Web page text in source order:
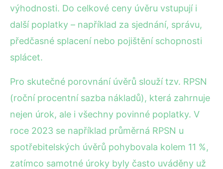
výhodnosti. Do celkové ceny úvěru vstupují i
další poplatky – například za sjednání, správu,
předčasné splacení nebo pojištění schopnosti
splácet.
Pro skutečné porovnání úvěrů slouží tzv. RPSN
(roční procentní sazba nákladů), která zahrnuje
nejen úrok, ale i všechny povinné poplatky. V
roce 2023 se například průměrná RPSN u
spotřebitelských úvěrů pohybovala kolem 11 %,
zatímco samotné úroky byly často uváděny už